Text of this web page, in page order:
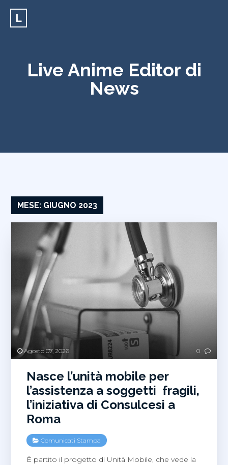
L
Live Anime Editor di
News
MESE: GIUGNO 2023
Agosto 07, 2026 0
Nasce l’unità mobile per
l’assistenza a soggetti fragili,
l’iniziativa di Consulcesi a
Roma
Comunicati Stampa
È partito il progetto di Unità Mobile, che vede la